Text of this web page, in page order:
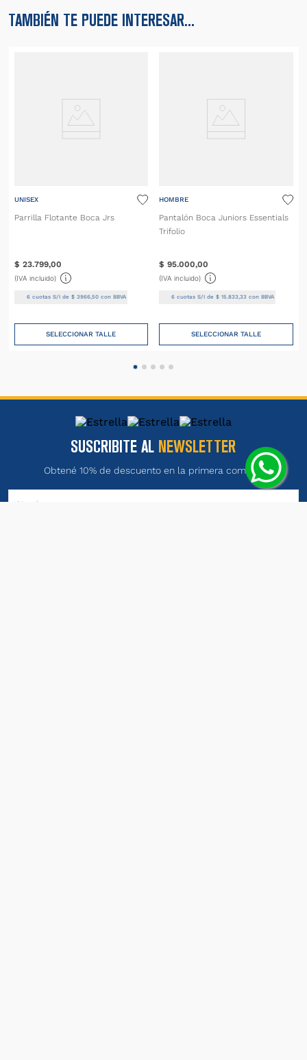
TAMBIÉN TE PUEDE INTERESAR...
UNISEX
Parrilla Flotante Boca Jrs
$ 23.799,00
(IVA incluido)
6cuotas S/I de $ 3966,50con BBVA
SELECCIONAR TALLE
HOMBRE
Pantalón Boca Juniors Essentials
Trifolio
$ 95.000,00
(IVA incluido)
6cuotas S/I de $ 15.833,33 con BBVA
SELECCIONAR TALLE
SUSCRIBITE AL NEWSLETTER
Obtené 10% de descuento en la primera compra.